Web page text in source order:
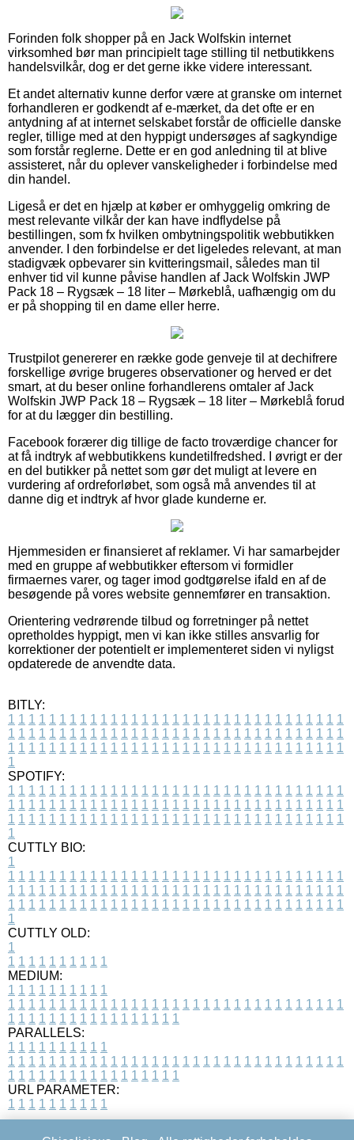
Forinden folk shopper på en Jack Wolfskin internet
virksomhed bør man principielt tage stilling til netbutikkens
handelsvilkår, dog er det gerne ikke videre interessant.
Et andet alternativ kunne derfor være at granske om internet
forhandleren er godkendt af e-mærket, da det ofte er en
antydning af at internet selskabet forstår de officielle danske
regler, tillige med at den hyppigt undersøges af sagkyndige
som forstår reglerne. Dette er en god anledning til at blive
assisteret, når du oplever vanskeligheder i forbindelse med
din handel.
Ligeså er det en hjælp at køber er omhyggelig omkring de
mest relevante vilkår der kan have indflydelse på
bestillingen, som fx hvilken ombytningspolitik webbutikken
anvender. I den forbindelse er det ligeledes relevant, at man
stadigvæk opbevarer sin kvitteringsmail, således man til
enhver tid vil kunne påvise handlen af Jack Wolfskin JWP
Pack 18 – Rygsæk – 18 liter – Mørkeblå, uafhængig om du
er på shopping til en dame eller herre.
Trustpilot genererer en række gode genveje til at dechifrere
forskellige øvrige brugeres observationer og herved er det
smart, at du beser online forhandlerens omtaler af Jack
Wolfskin JWP Pack 18 – Rygsæk – 18 liter – Mørkeblå forud
for at du lægger din bestilling.
Facebook forærer dig tillige de facto troværdige chancer for
at få indtryk af webbutikkens kundetilfredshed. I øvrigt er der
en del butikker på nettet som gør det muligt at levere en
vurdering af ordreforløbet, som også må anvendes til at
danne dig et indtryk af hvor glade kunderne er.
Hjemmesiden er finansieret af reklamer. Vi har samarbejder
med en gruppe af webbutikker eftersom vi formidler
firmaernes varer, og tager imod godtgørelse ifald en af de
besøgende på vores website gennemfører en transaktion.
Orientering vedrørende tilbud og forretninger på nettet
opretholdes hyppigt, men vi kan ikke stilles ansvarlig for
korrektioner der potentielt er implementeret siden vi nyligst
opdaterede de anvendte data.
BITLY:
1 1 1 1 1 1 1 1 1 1 1 1 1 1 1 1 1 1 1 1 1 1 1 1 1 1 1 1 1 1 1 1 1
1 1 1 1 1 1 1 1 1 1 1 1 1 1 1 1 1 1 1 1 1 1 1 1 1 1 1 1 1 1 1 1 1
1 1 1 1 1 1 1 1 1 1 1 1 1 1 1 1 1 1 1 1 1 1 1 1 1 1 1 1 1 1 1 1 1
1
SPOTIFY:
1 1 1 1 1 1 1 1 1 1 1 1 1 1 1 1 1 1 1 1 1 1 1 1 1 1 1 1 1 1 1 1 1
1 1 1 1 1 1 1 1 1 1 1 1 1 1 1 1 1 1 1 1 1 1 1 1 1 1 1 1 1 1 1 1 1
1 1 1 1 1 1 1 1 1 1 1 1 1 1 1 1 1 1 1 1 1 1 1 1 1 1 1 1 1 1 1 1 1
1
CUTTLY BIO:
1
1 1 1 1 1 1 1 1 1 1 1 1 1 1 1 1 1 1 1 1 1 1 1 1 1 1 1 1 1 1 1 1 1
1 1 1 1 1 1 1 1 1 1 1 1 1 1 1 1 1 1 1 1 1 1 1 1 1 1 1 1 1 1 1 1 1
1 1 1 1 1 1 1 1 1 1 1 1 1 1 1 1 1 1 1 1 1 1 1 1 1 1 1 1 1 1 1 1 1
1
CUTTLY OLD:
1
1 1 1 1 1 1 1 1 1 1
MEDIUM:
1 1 1 1 1 1 1 1 1 1
1 1 1 1 1 1 1 1 1 1 1 1 1 1 1 1 1 1 1 1 1 1 1 1 1 1 1 1 1 1 1 1 1
1 1 1 1 1 1 1 1 1 1 1 1 1 1 1 1 1
PARALLELS:
1 1 1 1 1 1 1 1 1 1
1 1 1 1 1 1 1 1 1 1 1 1 1 1 1 1 1 1 1 1 1 1 1 1 1 1 1 1 1 1 1 1 1
1 1 1 1 1 1 1 1 1 1 1 1 1 1 1 1 1
URL PARAMETER:
1 1 1 1 1 1 1 1 1 1